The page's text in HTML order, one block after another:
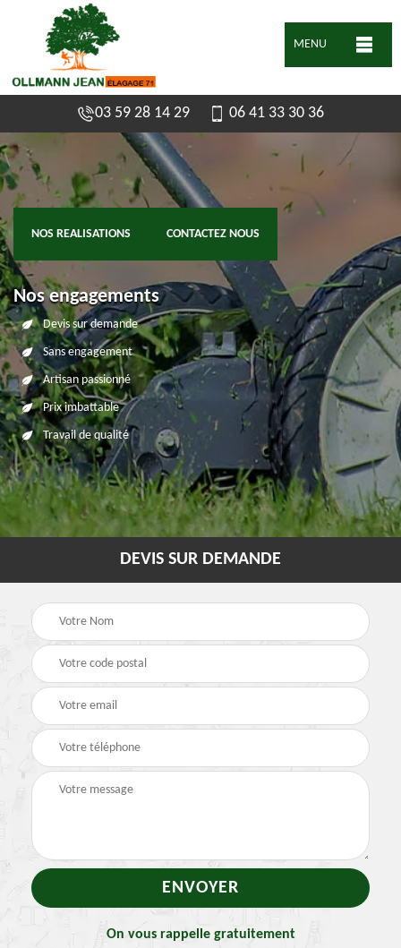
MENU
03 59 28 14 29 06 41 33 30 36
NOS REALISATIONS CONTACTEZ NOUS
Nos engagements
Devis sur demande
Sans engagement
Artisan passionné
Prix imbattable
Travail de qualité
DEVIS SUR DEMANDE
On vous rappelle gratuitement